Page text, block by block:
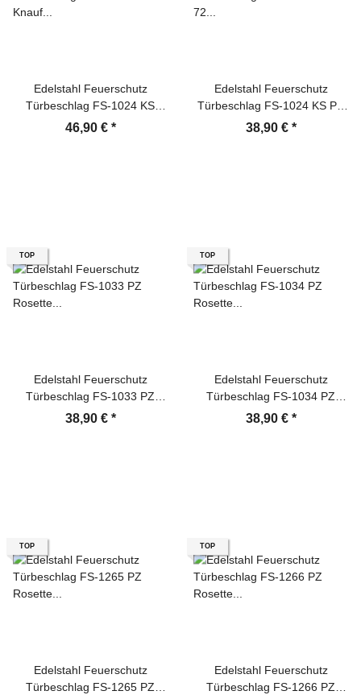
Edelstahl Feuerschutz
Türbeschlag FS-1024 KS
Knauf PZ 72 mm U form
46,90 € *
Edelstahl Feuerschutz
Türbeschlag FS-1024 KS PZ
72 mm Dr/Dr U Form
38,90 € *
TOP
Edelstahl Feuerschutz
Türbeschlag FS-1033 PZ
Rosette U - Form Dr - Dr
38,90 € *
TOP
Edelstahl Feuerschutz
Türbeschlag FS-1034 PZ
Rosette L - Form Dr - Dr
38,90 € *
TOP
Edelstahl Feuerschutz
Türbeschlag FS-1265 PZ
TOP
Edelstahl Feuerschutz
Türbeschlag FS-1266 PZ